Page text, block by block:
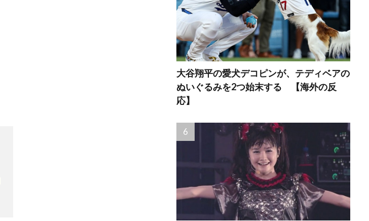
大谷翔平の愛犬デコピンが、テディベアの
ぬいぐるみを2つ始末する 【海外の反
応】